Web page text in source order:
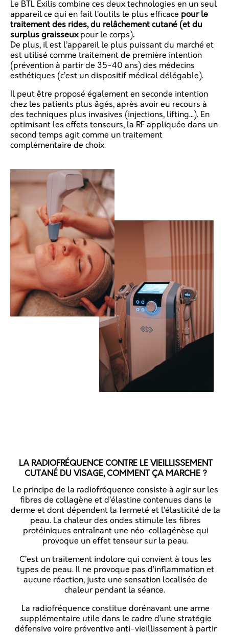
Le BTL Exilis combine ces deux technologies en un seul
appareil ce qui en fait l’outils le plus efficace pour le
traitement des rides, du relâchement cutané (et du
surplus graisseuxpour le corps).
De plus, il est l’appareil le plus puissant du marché et
est utilisé comme traitement de première intention
(prévention à partir de 35-40 ans) des médecins
esthétiques (c’est un dispositif médical délégable).
Il peut être proposé également en seconde intention
chez les patients plus âgés, après avoir eu recours à
des techniques plus invasives (injections, lifting...). En
optimisant les effets tenseurs, la RF appliquée dans un
second temps agit comme un traitement
complémentaire de choix.
LA RADIOFRÉQUENCE CONTRE LE VIEILLISSEMENT
CUTANÉ DU VISAGE, COMMENT ÇA MARCHE ?
Le principe de la radiofréquence consiste à agir sur les
fibres de collagène et d’élastine contenues dans le
derme et dont dépendent la fermeté et l’élasticité de la
peau. La chaleur des ondes stimule les fibres
protéiniques entraînant une néo-collagénèse qui
provoque un effet tenseur sur la peau.
C’est un traitement indolore qui convient à tous les
types de peau. Il ne provoque pas d’inflammation et
aucune réaction, juste une sensation localisée de
chaleur pendant la séance.
La radiofréquence constitue dorénavant une arme
supplémentaire utile dans le cadre d’une stratégie
défensive voire préventive anti-vieillissement à partir